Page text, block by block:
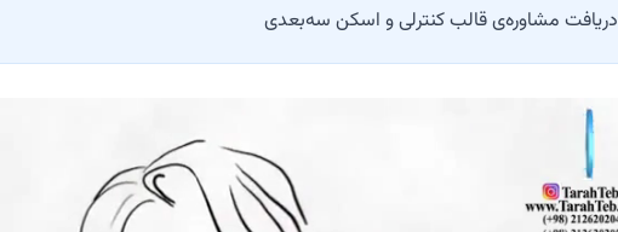
دریافت مشاوره‌ی قالب کنترلی و اسکن سه‌بعدی